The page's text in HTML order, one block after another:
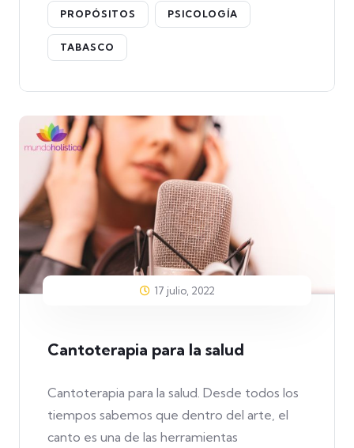
PROPÓSITOS PSICOLOGÍA
TABASCO
17 julio, 2022
Cantoterapia para la salud
Cantoterapia para la salud. Desde todos los
tiempos sabemos que dentro del arte, el
canto es una de las herramientas